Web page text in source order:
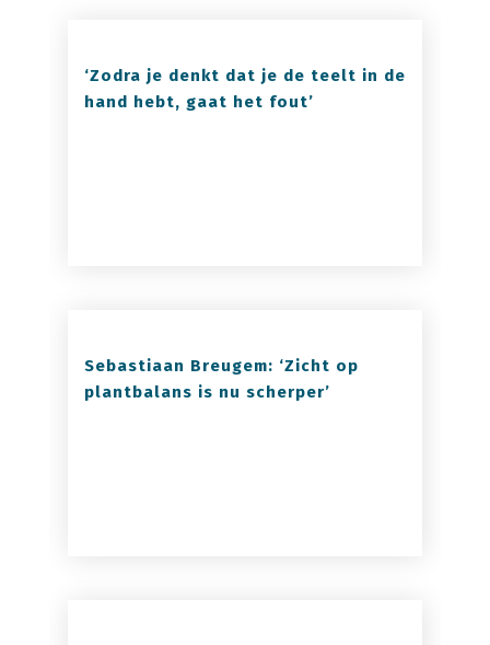
‘Zodra je denkt dat je de teelt in de
hand hebt, gaat het fout’
Sebastiaan Breugem: ‘Zicht op
plantbalans is nu scherper’